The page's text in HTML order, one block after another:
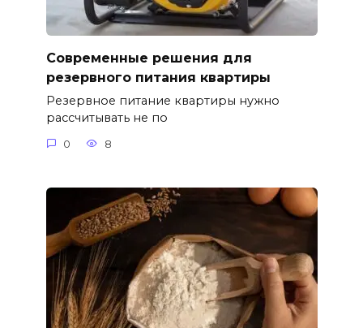
Современные решения для
резервного питания квартиры
Резервное питание квартиры нужно
рассчитывать не по
0 8